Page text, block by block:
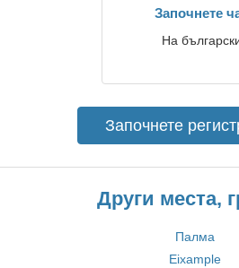
Започнете
На
Започнете
Други места,
Палма
Eixample